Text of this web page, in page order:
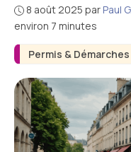
Permis & Démarches
8 août 2025 par Paul G.
environ 7 minutes